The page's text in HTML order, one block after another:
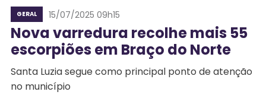
GERAL 15/07/2025 09h15
Nova varredura recolhe mais 55
escorpiões em Braço do Norte
Santa Luzia segue como principal ponto de atenção
no município